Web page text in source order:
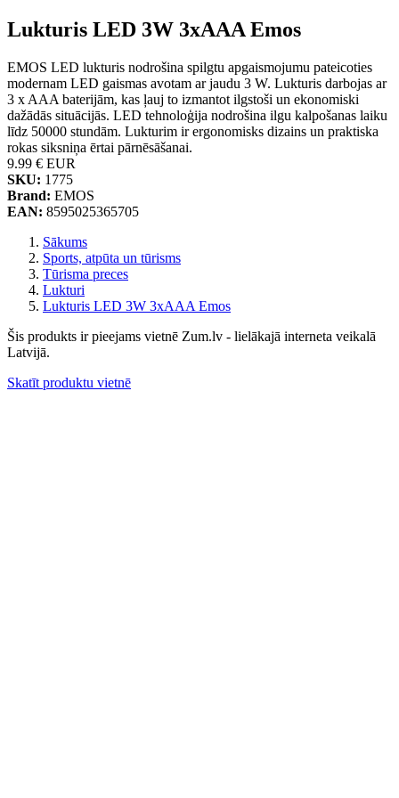
Lukturis LED 3W 3xAAA Emos
EMOS LED lukturis nodrošina spilgtu apgaismojumu pateicoties
modernam LED gaismas avotam ar jaudu 3 W. Lukturis darbojas ar
3 x AAA baterijām, kas ļauj to izmantot ilgstoši un ekonomiski
dažādās situācijās. LED tehnoloģija nodrošina ilgu kalpošanas laiku
līdz 50000 stundām. Lukturim ir ergonomisks dizains un praktiska
rokas siksniņa ērtai pārnēsāšanai.
9.99 € EUR
SKU: 1775
Brand: EMOS
EAN: 8595025365705
Sākums
Sports, atpūta un tūrisms
Tūrisma preces
Lukturi
Lukturis LED 3W 3xAAA Emos
Šis produkts ir pieejams vietnē Zum.lv - lielākajā interneta veikalā
Latvijā.
Skatīt produktu vietnē